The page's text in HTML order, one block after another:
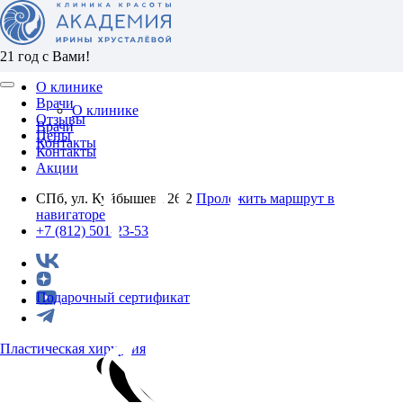
21 год с Вами!
О клинике
Врачи
Отзывы
Цены
Контакты
Акции
СПб, ул. Куйбышева 26/2 Проложить маршрут в
навигаторе
+7 (812) 501-23-53
Пластическая хирургия
О клинике
Врачи
Контакты
Подарочный сертификат